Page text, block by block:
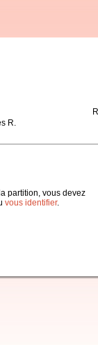
R.
partition, vous devez
vous identifier.